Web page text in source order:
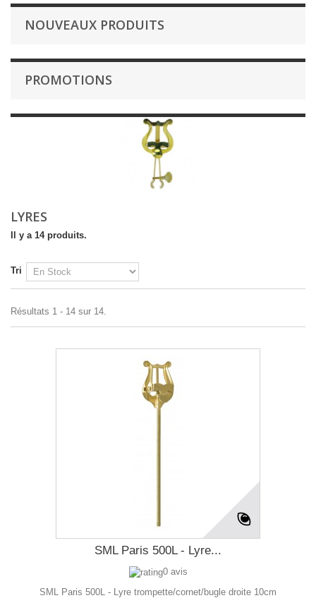
NOUVEAUX PRODUITS
PROMOTIONS
LYRES
Il y a 14 produits.
Tri
Résultats 1 - 14 sur 14.
SML Paris 500L - Lyre...
0 avis
SML Paris 500L - Lyre trompette/cornet/bugle droite 10cm